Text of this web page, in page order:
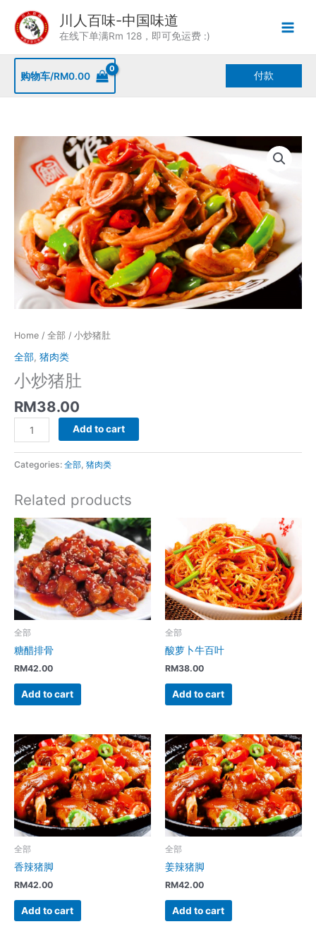
content
川人百味-中国味道
在线下单满Rm 128，即可免运费 :)
购物车/RM0.00 付款
Home / 全部 / 小炒猪肚
全部, 猪肉类
小炒猪肚
RM38.00
炒
猪
肚
Add to cart
Categories: 全部, 猪肉类
Related products
全部
糖醋排骨
RM42.00
Add to cart
全部
酸萝卜牛百叶
RM38.00
Add to cart
全部
香辣猪脚
RM42.00
Add to cart
全部
姜辣猪脚
RM42.00
Add to cart